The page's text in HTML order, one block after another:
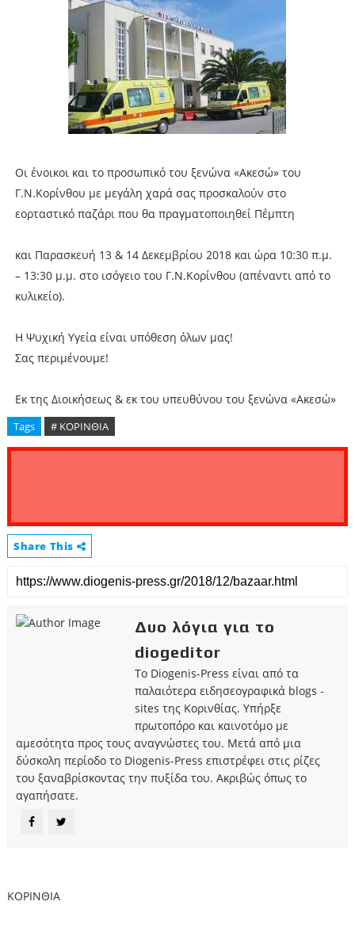
Oι ένοικοι και το προσωπικό του ξενώνα «Ακεσώ» του
Γ.Ν.Κορίνθου με μεγάλη χαρά σας προσκαλούν στο
εορταστικό παζάρι που θα πραγματοποιηθεί Πέμπτη
και Παρασκευή 13 & 14 Δεκεμβρίου 2018 και ώρα 10:30 π.μ.
– 13:30 μ.μ. στο ισόγειο του Γ.Ν.Κορίνθου (απέναντι από το
κυλικείο).
Η Ψυχική Υγεία είναι υπόθεση όλων μας!
Σας περιμένουμε!
Εκ της Διοικήσεως & εκ του υπευθύνου του ξενώνα «Ακεσώ»
Tags # ΚΟΡΙΝΘΙΑ
Share This
Δυο λόγια για το
diogeditor
Το Diogenis-Press είναι από τα
παλαιότερα ειδησεογραφικά blogs -
sites της Κορινθίας. Υπήρξε
πρωτοπόρο και καινοτόμο με
αμεσότητα προς τους αναγνώστες του. Μετά από μια
δύσκολη περίοδο το Diogenis-Press επιστρέφει στις ρίζες
του ξαναβρίσκοντας την πυξίδα του. Ακριβώς όπως το
αγαπήσατε.
ΚΟΡΙΝΘΙΑ